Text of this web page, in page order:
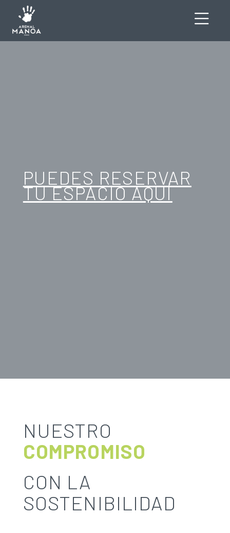
PUEDES RESERVAR
TU ESPACIO AQUÍ
NUESTRO
COMPROMISO
CON LA
SOSTENIBILIDAD